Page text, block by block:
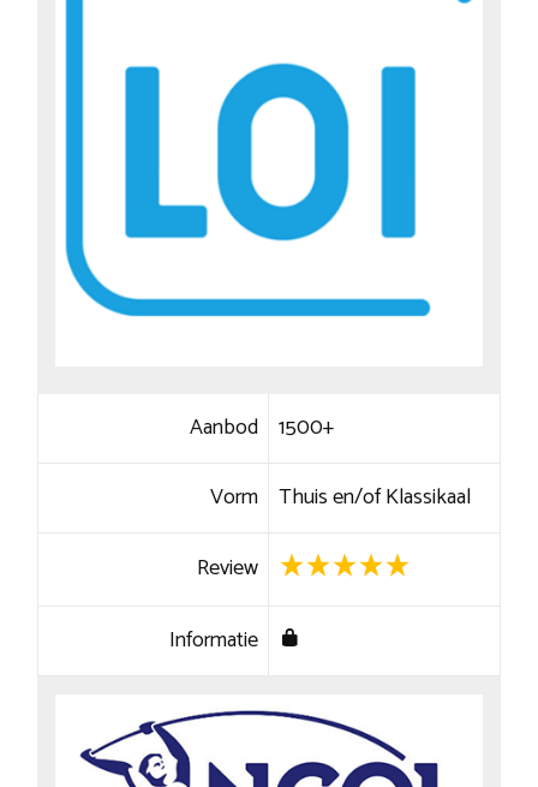
Aanbod 1500+
Vorm Thuis en/of Klassikaal
Review
Informatie